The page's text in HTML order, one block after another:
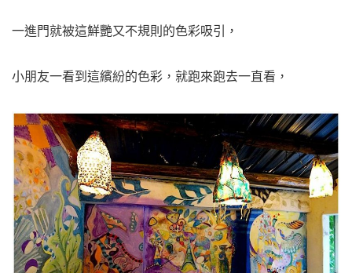
一進門就被這鮮艷又不規則的色彩吸引，
小朋友一看到這繽紛的色彩，就跑來跑去一直看，